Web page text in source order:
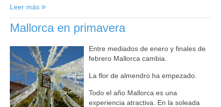
Leer más
Mallorca en primavera
Entre mediados de enero y finales de
febrero Mallorca cambia.
La flor de almendro ha empezado.
Todo el año Mallorca es una
experiencia atractiva. En la soleada